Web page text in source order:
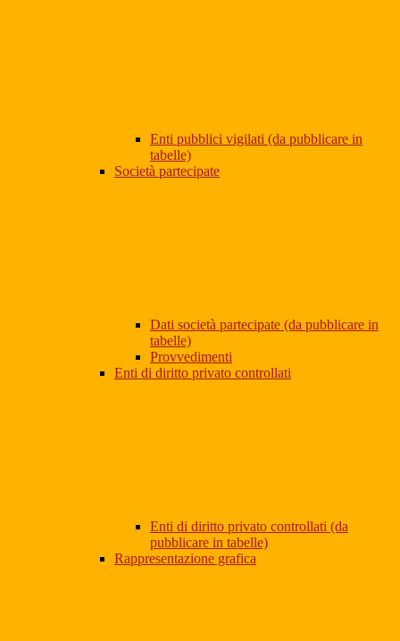
Enti pubblici vigilati (da pubblicare in
tabelle)
Società partecipate
Dati società partecipate (da pubblicare in
tabelle)
Provvedimenti
Enti di diritto privato controllati
Enti di diritto privato controllati (da
pubblicare in tabelle)
Rappresentazione grafica